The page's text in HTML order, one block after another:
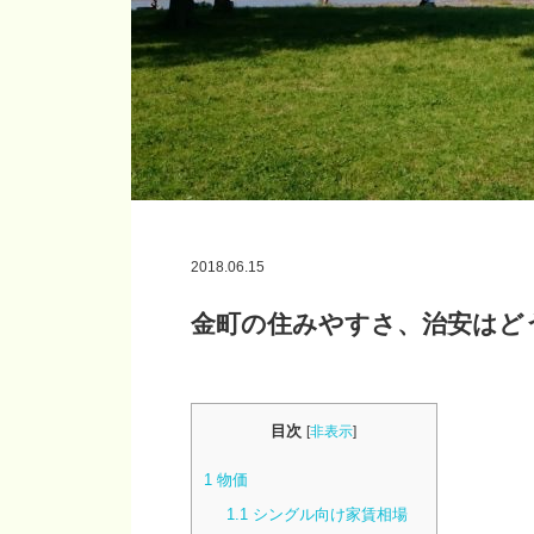
2018.06.15
金町の住みやすさ、治安はど
目次 [非表示]
1物価
1.1 シングル向け家賃相場